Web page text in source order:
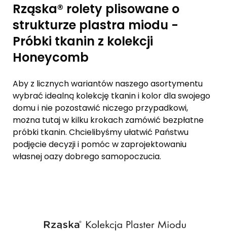
Rząska® rolety plisowane o
strukturze plastra miodu -
Próbki tkanin z kolekcji
Honeycomb
Aby z licznych wariantów naszego asortymentu
wybrać idealną kolekcję tkanin i kolor dla swojego
domu i nie pozostawić niczego przypadkowi,
można tutaj w kilku krokach zamówić bezpłatne
próbki tkanin. Chcielibyśmy ułatwić Państwu
podjęcie decyzji i pomóc w zaprojektowaniu
własnej oazy dobrego samopoczucia.